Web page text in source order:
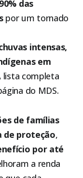
90% das
por um tornado
intensas,
em
lista completa
do MDS.
de famílias
de proteção,
por até
a renda